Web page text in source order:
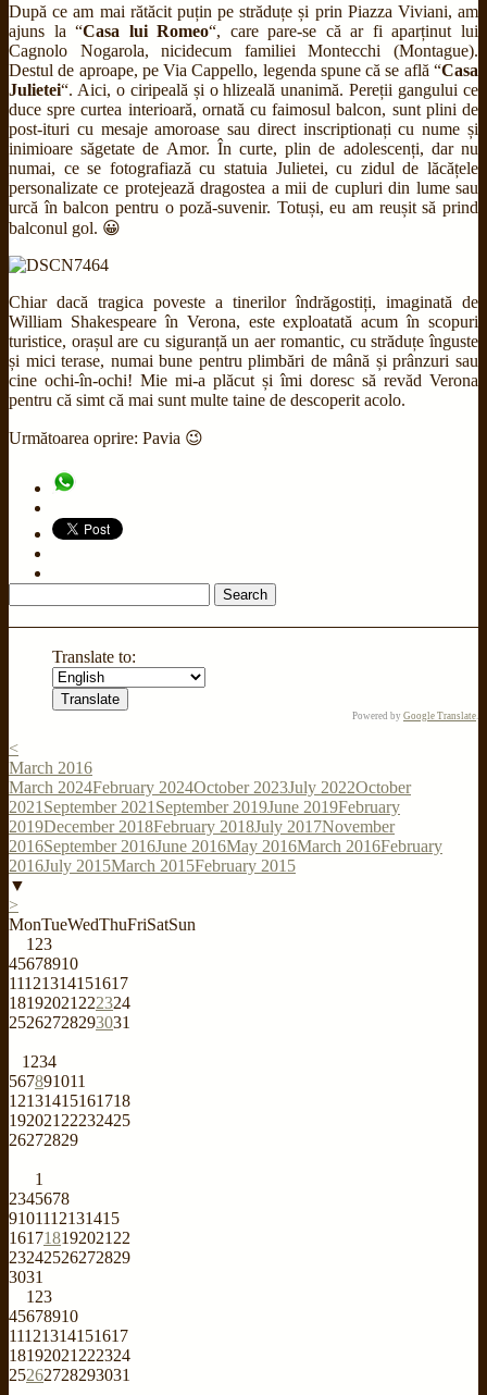
După ce am mai rătăcit puțin pe străduțe și prin Piazza Viviani, am
ajuns la “Casa lui Romeo“, care pare-se că ar fi aparținut lui
Cagnolo Nogarola, nicidecum familiei Montecchi (Montague).
Destul de aproape, pe Via Cappello, legenda spune că se află “Casa
Julietei“. Aici, o ciripeală și o hlizeală unanimă. Pereții gangului ce
duce spre curtea interioară, ornată cu faimosul balcon, sunt plini de
post-ituri cu mesaje amoroase sau direct inscriptionați cu nume și
inimioare săgetate de Amor. În curte, plin de adolescenți, dar nu
numai, ce se fotografiază cu statuia Julietei, cu zidul de lăcățele
personalizate ce protejează dragostea a mii de cupluri din lume sau
urcă în balcon pentru o poză-suvenir. Totuși, eu am reușit să prind
balconul gol. 😀
Chiar dacă tragica poveste a tinerilor îndrăgostiți, imaginată de
William Shakespeare în Verona, este exploatată acum în scopuri
turistice, orașul are cu siguranță un aer romantic, cu străduțe înguste
și mici terase, numai bune pentru plimbări de mână și prânzuri sau
cine ochi-în-ochi! Mie mi-a plăcut și îmi doresc să revăd Verona
pentru că simt că mai sunt multe taine de descoperit acolo.
Următoarea oprire: Pavia 😉
for:
Translate to:
Powered by Google Translate.
<
March 2016
March 2024February 2024October 2023July 2022October
2021 September 2021 September 2019June 2019February
2019December 2018February 2018July 2017November
2016September 2016June 2016May 2016March 2016February
2016July 2015March 2015February 2015
▼
>
MonTueWedThuFriSatSun
1 23
45678910
11121314151617
18192021 222324
25262728293031
1 234
567891011
12131415161718
192021 22232425
26272829
1
2345678
9101112131415
161718192021 22
23242526272829
3031
1 23
45678910
11121314151617
18192021 222324
25262728293031